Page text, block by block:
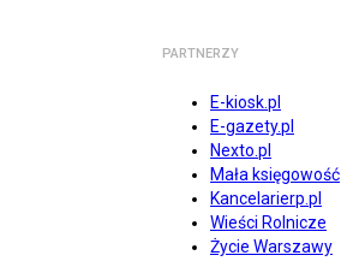
PARTNERZY
E-kiosk.pl
E-gazety.pl
Nexto.pl
Mała księgowość
Kancelarierp.pl
Wieści Rolnicze
Życie Warszawy